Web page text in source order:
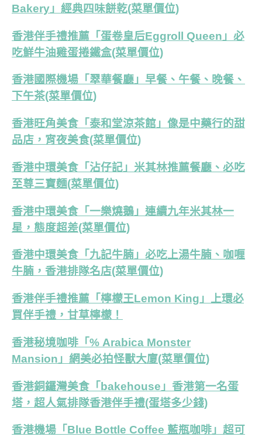
Bakery」經典四味餅乾(菜單價位)
香港伴手禮推薦「蛋卷皇后Eggroll Queen」必
吃鮮牛油雞蛋捲鐵盒(菜單價位)
香港國際機場「翠華餐廳」早餐、午餐、晚餐、
下午茶(菜單價位)
香港旺角美食「泰和堂涼茶館」像是中藥行的甜
品店，宵夜美食(菜單價位)
香港中環美食「沾仔記」米其林推薦餐廳、必吃
至尊三寶麵(菜單價位)
香港中環美食「一樂燒鵝」連續九年米其林一
星，態度超差(菜單價位)
香港中環美食「九記牛腩」必吃上湯牛腩、咖喱
牛腩，香港排隊名店(菜單價位)
香港伴手禮推薦「檸檬王Lemon King」上環必
買伴手禮，甘草檸檬！
香港秘境咖啡「% Arabica Monster
Mansion」網美必拍怪獸大廈(菜單價位)
香港銅鑼灣美食「bakehouse」香港第一名蛋
塔，超人氣排隊香港伴手禮(蛋塔多少錢)
香港機場「Blue Bottle Coffee 藍瓶咖啡」超可